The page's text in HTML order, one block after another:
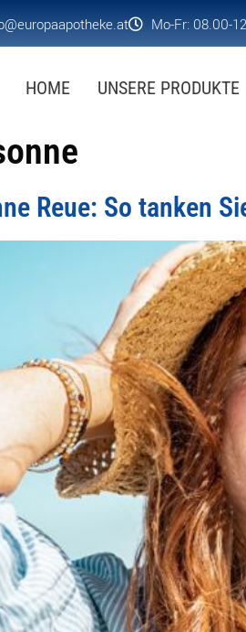
Mo-Fr: 08.00-
HOME UNSERE PRODUKTE
Reue: So tanken